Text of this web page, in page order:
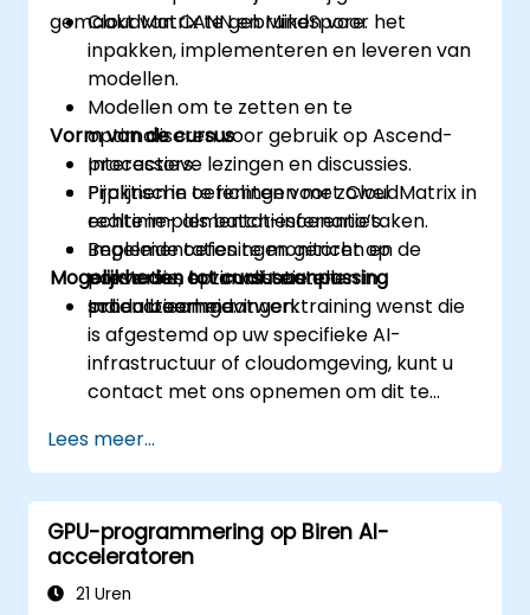
gemaakt van CANN en MindSpore.
CloudMatrix te gebruiken voor het
inpakken, implementeren en leveren van
modellen.
Modellen om te zetten en te
optimaliseren voor gebruik op Ascend-
processors.
Pijplijnen in te richten voor zowel
realtime- als batch-inferentietaken.
Implementaties te monitoren en de
prestaties ervan af te stellen in
productieomgevingen.
Vorm van de cursus
Interactieve lezingen en discussies.
Praktische oefeningen met CloudMatrix in
echte implementatiescenario’s.
Begeleide oefeningen gericht op
conversie, optimalisatie en
schaalbaarheid.
Mogelijkheden tot cursusaanpassing
Indien u een maatwerktraining wenst die
is afgestemd op uw specifieke AI-
infrastructuur of cloudomgeving, kunt u
contact met ons opnemen om dit te
Lees meer...
GPU-programmering op Biren AI-
acceleratoren
21 Uren